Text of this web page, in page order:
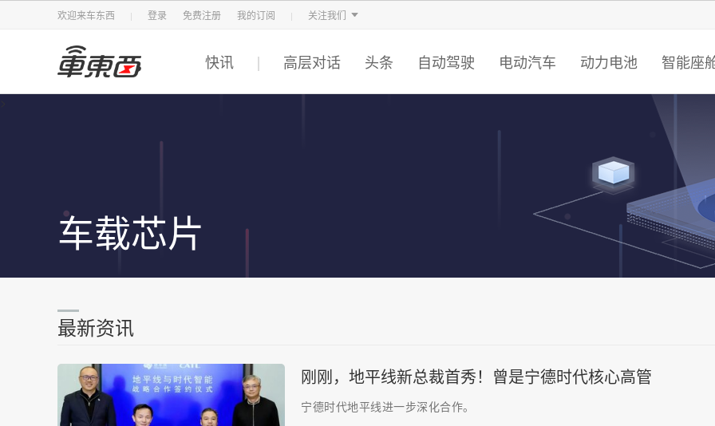
欢迎来车东西 登录 免费注册 我的订阅 关注我们
智东西 车东西 芯东西 智猩猩
快讯 高层对话 头条 自动驾驶 电动汽车 动力电池 智能座
车载芯片
最新资讯
刚刚，地平线新总裁首秀！曾是宁德时代核心高管
宁德时代地平线进一步深化合作。